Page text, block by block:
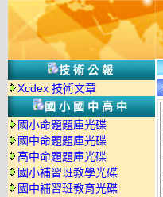
技術公報
Xcdex 技術文章
國小國中高中
國小命題題庫光碟
國中命題題庫光碟
高中命題題庫光碟
國小補習班教學光碟
國中補習班教育光碟